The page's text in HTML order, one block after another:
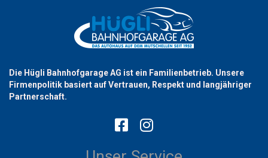
Die Hügli Bahnhofgarage AG ist ein Familienbetrieb. Unsere
Firmenpolitik basiert auf Vertrauen, Respekt und langjähriger
Partnerschaft.